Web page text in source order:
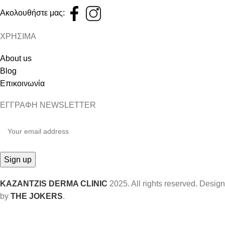
Ακολουθήστε μας:
ΧΡΗΣΙΜΑ
About us
Blog
Επικοινωνία
ΕΓΓΡΑΦΗ NEWSLETTER
KAZANTZIS DERMA CLINIC 2025. All rights reserved. Design
by THE JOKERS.